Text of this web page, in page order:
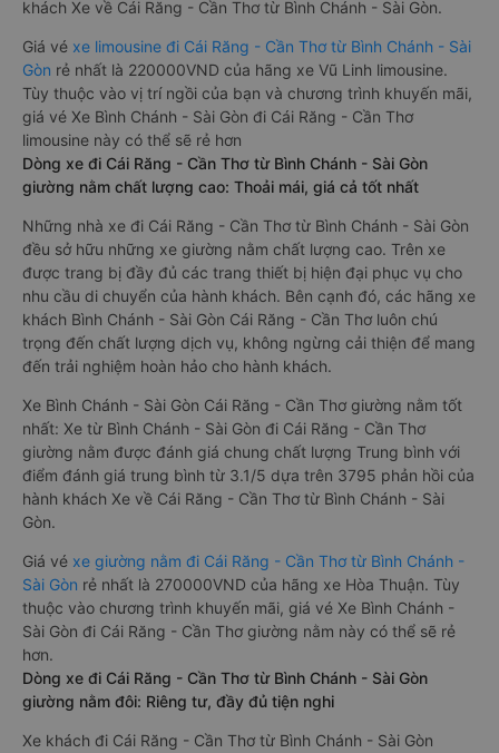
khách Xe về Cái Răng - Cần Thơ từ Bình Chánh - Sài Gòn.
Giá vé xe limousine đi Cái Răng - Cần Thơ từ Bình Chánh - Sài
Gòn rẻ nhất là 220000VND của hãng xe Vũ Linh limousine.
Tùy thuộc vào vị trí ngồi của bạn và chương trình khuyến mãi,
giá vé Xe Bình Chánh - Sài Gòn đi Cái Răng - Cần Thơ
limousine này có thể sẽ rẻ hơn
Dòng xe đi Cái Răng - Cần Thơ từ Bình Chánh - Sài Gòn
giường nằm chất lượng cao: Thoải mái, giá cả tốt nhất
Những nhà xe đi Cái Răng - Cần Thơ từ Bình Chánh - Sài Gòn
đều sở hữu những xe giường nằm chất lượng cao. Trên xe
được trang bị đầy đủ các trang thiết bị hiện đại phục vụ cho
nhu cầu di chuyển của hành khách. Bên cạnh đó, các hãng xe
khách Bình Chánh - Sài Gòn Cái Răng - Cần Thơ luôn chú
trọng đến chất lượng dịch vụ, không ngừng cải thiện để mang
đến trải nghiệm hoàn hảo cho hành khách.
Xe Bình Chánh - Sài Gòn Cái Răng - Cần Thơ giường nằm tốt
nhất: Xe từ Bình Chánh - Sài Gòn đi Cái Răng - Cần Thơ
giường nằm được đánh giá chung chất lượng Trung bình với
điểm đánh giá trung bình từ 3.1/5 dựa trên 3795 phản hồi của
hành khách Xe về Cái Răng - Cần Thơ từ Bình Chánh - Sài
Gòn.
Giá vé xe giường nằm đi Cái Răng - Cần Thơ từ Bình Chánh -
Sài Gòn rẻ nhất là 270000VND của hãng xe Hòa Thuận. Tùy
thuộc vào chương trình khuyến mãi, giá vé Xe Bình Chánh -
Sài Gòn đi Cái Răng - Cần Thơ giường nằm này có thể sẽ rẻ
hơn.
Dòng xe đi Cái Răng - Cần Thơ từ Bình Chánh - Sài Gòn
giường nằm đôi: Riêng tư, đầy đủ tiện nghi
Xe khách đi Cái Răng - Cần Thơ từ Bình Chánh - Sài Gòn